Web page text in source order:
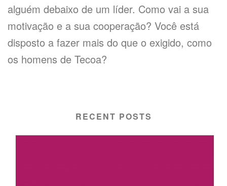
alguém debaixo de um líder. Como vai a sua
motivação e a sua cooperação? Você está
disposto a fazer mais do que o exigido, como
os homens de Tecoa?
RECENT POSTS